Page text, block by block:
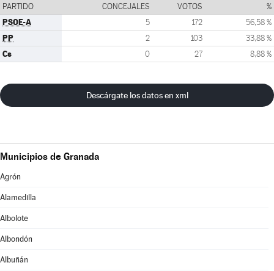
PARTIDO CONCEJALES VOTOS %
PSOE-A 5 172 56,58 %
PP 2 103 33,88 %
Cs 0 27 8,88 %
Descárgate los datos en xml
Municipios de Granada
Agrón
Alamedilla
Albolote
Albondón
Albuñán